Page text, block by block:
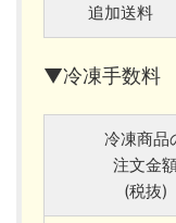
追加送料
▼冷凍手数料
冷凍商品
注文金
(税抜)